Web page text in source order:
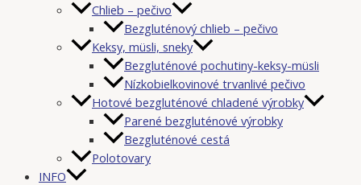
Chlieb – pečivo
Bezgluténový chlieb – pečivo
Keksy, müsli, sneky
Bezgluténové pochutiny-keksy-müsli
Nízkobielkovinové trvanlivé pečivo
Hotové bezgluténové chladené výrobky
Parené bezgluténové výrobky
Bezgluténové cestá
Polotovary
INFO